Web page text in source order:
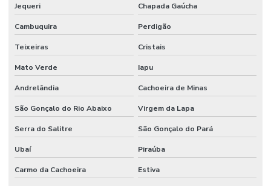
Serviço De Pintura Epóxi
Serviço De Pintura Epóxi Em Sp
Serviço De Pintura Poliuretano
Técnicas De Tratamento De Juntas De Dilatação
Tratamento De Juntas De Dilatação
Tratamento De Juntas De Dilatação Em Minas Gerais
Tratamento De Juntas De Dilatação Paraná
Jequeri Chapada Gaúcha
Cambuquira Perdigão
Teixeiras Cristais
Mato Verde Iapu
Andrelândia Cachoeira de Minas
São Gonçalo do Rio Abaixo Virgem da Lapa
Serra do Salitre São Gonçalo do Pará
Ubaí Piraúba
Carmo da Cachoeira Estiva